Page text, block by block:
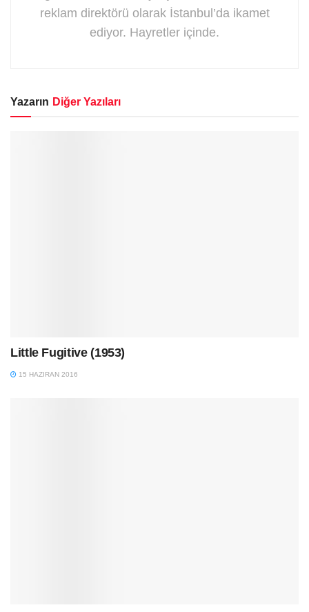
reklam direktörü olarak İstanbul’da ikamet
ediyor. Hayretler içinde.
Yazarın Diğer Yazıları
Little Fugitive (1953)
15 HAZIRAN 2016